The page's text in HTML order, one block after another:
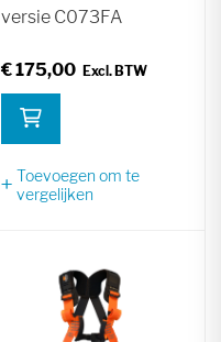
versie C073FA
€ 175,00
Toevoegen om te
vergelijken